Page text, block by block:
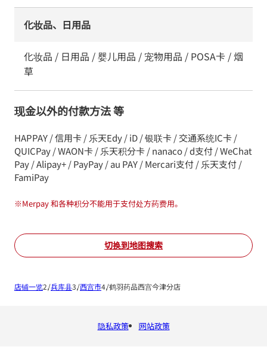
化妆品、日用品
化妆品 / 日用品 / 婴儿用品 / 宠物用品 / POSA卡 / 烟
草
现金以外的付款方法 等
HAPPAY / 信用卡 / 乐天Edy / iD / 银联卡 / 交通系统IC卡 /
QUICPay / WAON卡 / 乐天积分卡 / nanaco / d支付 / WeChat
Pay / Alipay+ / PayPay / au PAY / Mercari支付 / 乐天支付 /
FamiPay
※Merpay 和各种积分不能用于支付处方药费用。
切换到地图搜索
店铺一览 兵库县 西宫市 鹤羽药品西宫今津分店
隐私政策 网站政策